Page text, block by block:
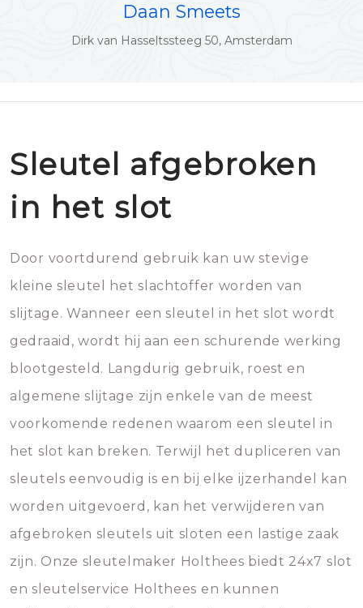
Daan Smeets
Dirk van Hasseltssteeg 50, Amsterdam
Sleutel afgebroken
in het slot
Door voortdurend gebruik kan uw stevige
kleine sleutel het slachtoffer worden van
slijtage. Wanneer een sleutel in het slot wordt
gedraaid, wordt hij aan een schurende werking
blootgesteld. Langdurig gebruik, roest en
algemene slijtage zijn enkele van de meest
voorkomende redenen waarom een sleutel in
het slot kan breken. Terwijl het dupliceren van
sleutels eenvoudig is en bij elke ijzerhandel kan
worden uitgevoerd, kan het verwijderen van
afgebroken sleutels uit sloten een lastige zaak
zijn. Onze sleutelmaker Holthees biedt 24x7 slot
en sleutelservice Holthees en kunnen